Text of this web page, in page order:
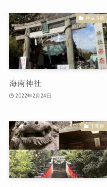
神奈川県
海南神社
2022年2月24日
千葉県